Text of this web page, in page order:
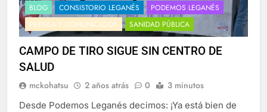
BLOG CONSISTORIO LEGANÉS
PODEMOS LEGANÉS
PRENSA Y COMUNICADOS
SANIDAD PÚBLICA
CAMPO DE TIRO SIGUE SIN CENTRO DE
SALUD
mckohatsu 2 años atrás 0 3 minutos
Desde Podemos Leganés decimos: ¡Ya está bien de